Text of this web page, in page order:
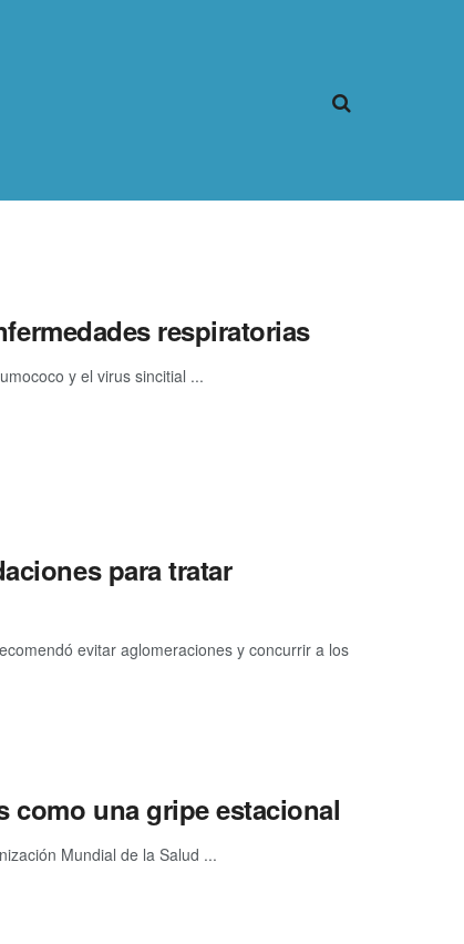
respiratorias
y el virus sincitial ...
para tratar
evitar aglomeraciones y concurrir a los
como una gripe estacional
Mundial de la Salud ...